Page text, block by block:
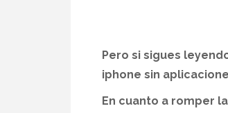
Pero si sigues
iphone sin
En cuanto a romper